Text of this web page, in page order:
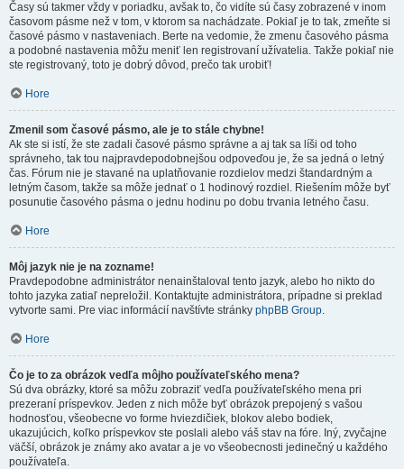
Časy sú takmer vždy v poriadku, avšak to, čo vidíte sú časy zobrazené v inom
časovom pásme než v tom, v ktorom sa nachádzate. Pokiaľ je to tak, zmeňte si
časové pásmo v nastaveniach. Berte na vedomie, že zmenu časového pásma
a podobné nastavenia môžu meniť len registrovaní užívatelia. Takže pokiaľ nie
ste registrovaný, toto je dobrý dôvod, prečo tak urobiť!
Hore
Zmenil som časové pásmo, ale je to stále chybne!
Ak ste si istí, že ste zadali časové pásmo správne a aj tak sa líši od toho
správneho, tak tou najpravdepodobnejšou odpoveďou je, že sa jedná o letný
čas. Fórum nie je stavané na uplatňovanie rozdielov medzi štandardným a
letným časom, takže sa môže jednať o 1 hodinový rozdiel. Riešením môže byť
posunutie časového pásma o jednu hodinu po dobu trvania letného času.
Hore
Môj jazyk nie je na zozname!
Pravdepodobne administrátor nenainštaloval tento jazyk, alebo ho nikto do
tohto jazyka zatiaľ nepreložil. Kontaktujte administrátora, prípadne si preklad
vytvorte sami. Pre viac informácií navštívte stránky phpBB Group.
Hore
Čo je to za obrázok vedľa môjho používateľského mena?
Sú dva obrázky, ktoré sa môžu zobraziť vedľa používateľského mena pri
prezeraní príspevkov. Jeden z nich môže byť obrázok prepojený s vašou
hodnosťou, všeobecne vo forme hviezdičiek, blokov alebo bodiek,
ukazujúcich, koľko príspevkov ste poslali alebo váš stav na fóre. Iný, zvyčajne
väčší, obrázok je známy ako avatar a je vo všeobecnosti jedinečný u každého
používateľa.